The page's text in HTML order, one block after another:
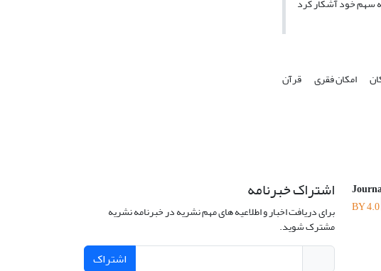
امکان فقری قرآن
BY 4.0
اشتراک خبرنامه
برای دریافت اخبار و اطلاعیه های مهم نشریه در خبرنامه نشریه
مشترک شوید.
اشتراک